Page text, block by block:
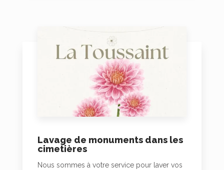
Lavage de monuments dans les
cimetières
Nous sommes à votre service pour laver vos